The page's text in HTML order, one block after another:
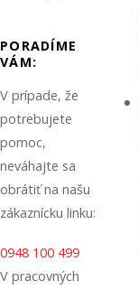
PORADÍME
VÁM:
V prípade, že
potrebujete
pomoc,
neváhajte sa
obrátiť na našu
zákaznícku linku:
0948 100 499
V pracovných